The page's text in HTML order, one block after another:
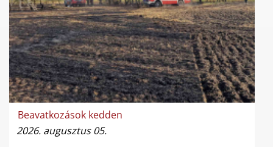
Beavatkozások kedden
2026. augusztus 05.